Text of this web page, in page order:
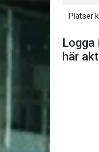
Platser
här